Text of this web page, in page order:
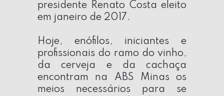
presidente Renato Costa eleito
em janeiro de 2017.
Hoje, enófilos, iniciantes e
profissionais do ramo do vinho,
da cerveja e da cachaça
encontram na ABS Minas os
meios necessários para se